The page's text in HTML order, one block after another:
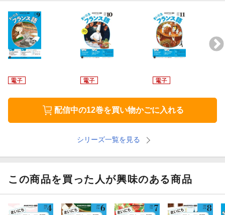
講師：逸見龍生／ロラン・スレット
※2024年10月〜12月ほかの再放送
［連載］
ジャパリジェンヌ奮闘記 猫沢エミ
les Jeux de Julie ジュリのゲーム
配信中の12巻を買い物かごに入れる
シリーズ一覧を見る
この商品を買った人が興味のある商品